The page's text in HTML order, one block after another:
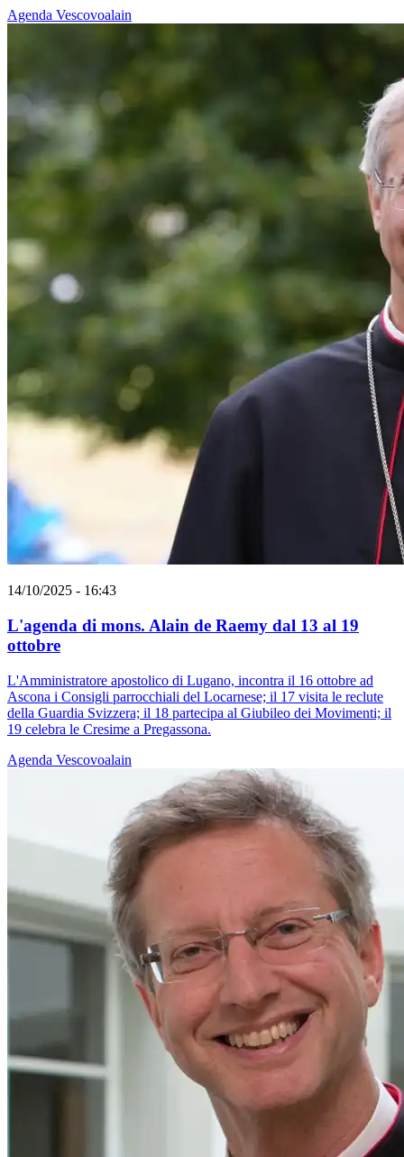
Agenda Vescovoalain
14/10/2025 - 16:43
L'agenda di mons. Alain de Raemy dal 13 al 19
ottobre
L'Amministratore apostolico di Lugano, incontra il 16 ottobre ad
Ascona i Consigli parrocchiali del Locarnese; il 17 visita le reclute
della Guardia Svizzera; il 18 partecipa al Giubileo dei Movimenti; il
19 celebra le Cresime a Pregassona.
Agenda Vescovoalain